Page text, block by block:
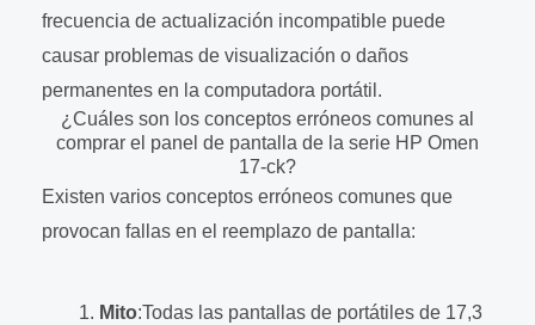
frecuencia de actualización incompatible puede
causar problemas de visualización o daños
permanentes en la computadora portátil.
¿Cuáles son los conceptos erróneos comunes al
comprar el panel de pantalla de la serie HP Omen
17-ck?
Existen varios conceptos erróneos comunes que
provocan fallas en el reemplazo de pantalla:
Mito:Todas las pantallas de portátiles de 17,3